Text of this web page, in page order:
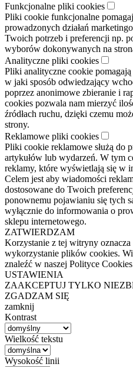
Funkcjonalne pliki cookies
Pliki cookie funkcjonalne
prowadzonych działań
Twoich potrzeb i preferencji np.
wyborów dokonywanych na
Analityczne pliki cookies
Pliki analityczne cookie
w jaki sposób odwiedzający
poprzez anonimowe zbieranie i
cookies pozwala nam mierzyć
źródłach ruchu, dzięki czemu
strony.
Reklamowe pliki cookies
Pliki cookie reklamowe służą do
artykułów lub wydarzeń. W tym
reklamy, które wyświetlają się w
Celem jest aby wiadomości
dostosowane do Twoich
ponownemu pojawianiu się tych
wyłącznie do informowania o
sklepu internetowego.
ZATWIERDZAM
Korzystanie z tej witryny
wykorzystanie plików cookies.
znaleźć w naszej Polityce
USTAWIENIA
ZAAKCEPTUJ TYLKO
ZGADZAM SIĘ
zamknij
Kontrast
Wielkość tekstu
Wysokość linii